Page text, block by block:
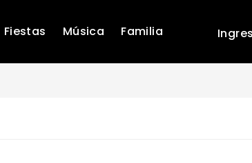
Fiestas Música Familia